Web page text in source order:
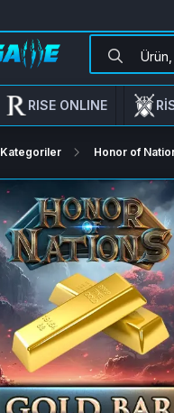
RISE ONLINE
Kategoriler Honor of